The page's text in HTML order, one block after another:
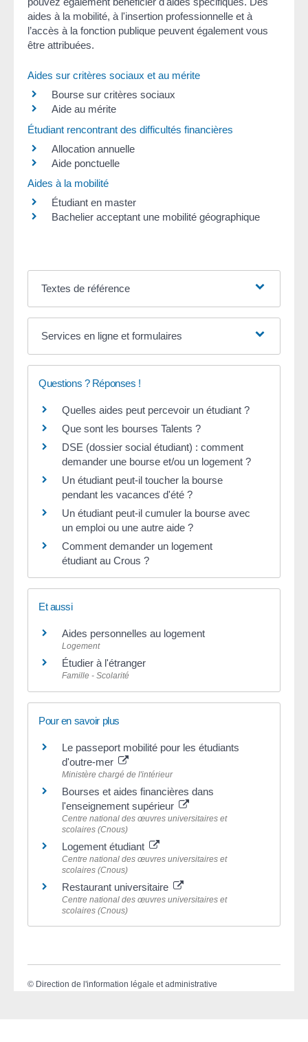
aides à la mobilité, à l'insertion professionnelle et à
l’accès à la fonction publique peuvent également vous
être attribuées.
Aides sur critères sociaux et au mérite
Bourse sur critères sociaux
Aide au mérite
Étudiant rencontrant des difficultés financières
Allocation annuelle
Aide ponctuelle
Aides à la mobilité
Étudiant en master
Bachelier acceptant une mobilité géographique
Textes de référence
Services en ligne et formulaires
Questions ? Réponses !
Quelles aides peut percevoir un étudiant ?
Que sont les bourses Talents ?
DSE (dossier social étudiant) : comment
demander une bourse et/ou un logement ?
Un étudiant peut-il toucher la bourse
pendant les vacances d'été ?
Un étudiant peut-il cumuler la bourse avec
un emploi ou une autre aide ?
Comment demander un logement
étudiant au Crous ?
Et aussi
Aides personnelles au logement
Logement
Étudier à l'étranger
Famille - Scolarité
Pour en savoir plus
Le passeport mobilité pour les étudiants
d'outre-mer
Ministère chargé de l'intérieur
Bourses et aides financières dans
l'enseignement supérieur
Centre national des œuvres universitaires et
scolaires (Cnous)
Logement étudiant
Centre national des œuvres universitaires et
scolaires (Cnous)
Restaurant universitaire
Centre national des œuvres universitaires et
scolaires (Cnous)
© Direction de l'information légale et administrative